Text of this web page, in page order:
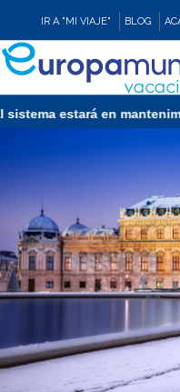
IR A "MI VIAJE" BLOG
9 de agosto de 13:00